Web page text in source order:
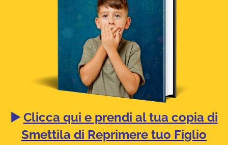
▶️ Clicca qui e prendi al tua copia di
Smettila di Reprimere tuo Figlio